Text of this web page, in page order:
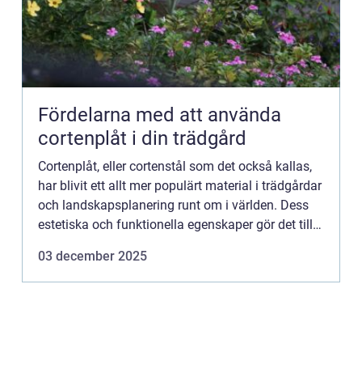
Fördelarna med att använda
cortenplåt i din trädgård
Cortenplåt, eller cortenstål som det också kallas,
har blivit ett allt mer populärt material i trädgårdar
och landskapsplanering runt om i världen. Dess
estetiska och funktionella egenskaper gör det till
03 december 2025